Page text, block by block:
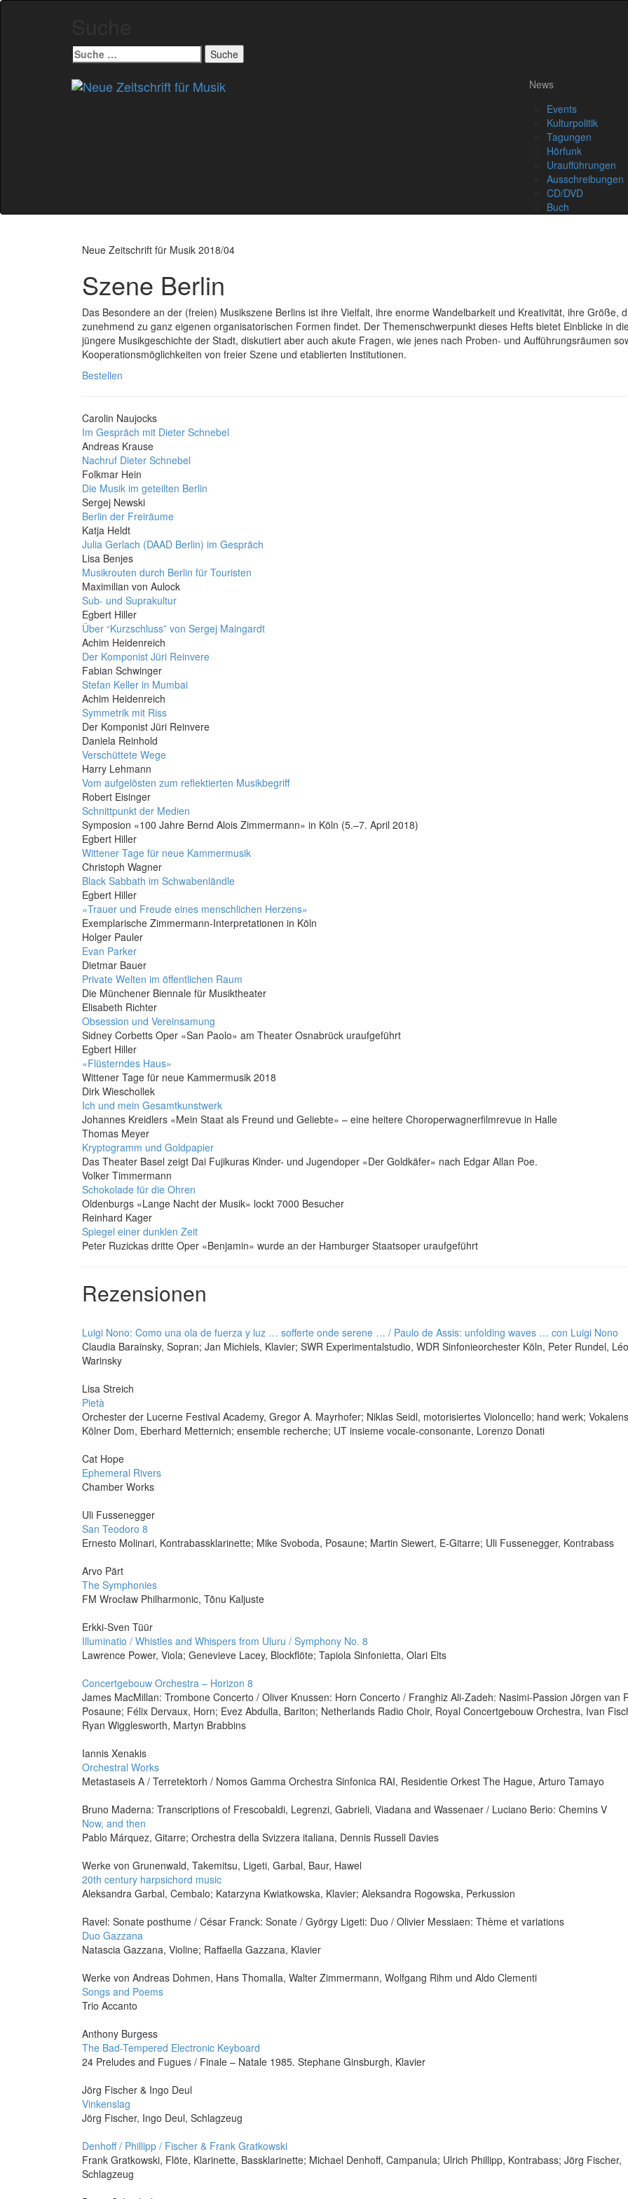
Suche
nach:
News
Events
Kulturpolitik
Tagungen
Hörfunk
Uraufführungen
Ausschreibungen
CD/DVD
Buch
Neue Zeitschrift für Musik 2018/04
Szene Berlin
Das Besondere an der (freien) Musikszene Berlins ist ihre Vielfalt, ihre enorme Wandelbarkeit und Kreativität, ihre Größe,
zunehmend zu ganz eigenen organisatorischen Formen findet. Der Themenschwerpunkt dieses Hefts bietet Einblicke in
jüngere Musikgeschichte der Stadt, diskutiert aber auch akute Fragen, wie jenes nach Proben- und Aufführungsräumen
Kooperationsmöglichkeiten von freier Szene und etablierten Institutionen.
Bestellen
Carolin Naujocks
Im Gespräch mit Dieter Schnebel
Andreas Krause
Nachruf Dieter Schnebel
Folkmar Hein
Die Musik im geteilten Berlin
Sergej Newski
Berlin der Freiräume
Katja Heldt
Julia Gerlach (DAAD Berlin) im Gespräch
Lisa Benjes
Musikrouten durch Berlin für Touristen
Maximilian von Aulock
Sub- und Suprakultur
Egbert Hiller
Über “Kurzschluss” von Sergej Maingardt
Achim Heidenreich
Der Komponist Jüri Reinvere
Fabian Schwinger
Stefan Keller in Mumbai
Achim Heidenreich
Symmetrik mit Riss
Der Komponist Jüri Reinvere
Daniela Reinhold
Verschüttete Wege
Harry Lehmann
Vom aufgelösten zum reflektierten Musikbegriff
Robert Eisinger
Schnittpunkt der Medien
Symposion «100 Jahre Bernd Alois Zimmermann» in Köln (5.–7. April 2018)
Egbert Hiller
Wittener Tage für neue Kammermusik
Christoph Wagner
Black Sabbath im Schwabenländle
Egbert Hiller
«Trauer und Freude eines menschlichen Herzens»
Exemplarische Zimmermann-Interpretationen in Köln
Holger Pauler
Evan Parker
Dietmar Bauer
Private Welten im öffentlichen Raum
Die Münchener Biennale für Musiktheater
Elisabeth Richter
Obsession und Vereinsamung
Sidney Corbetts Oper «San Paolo» am Theater Osnabrück uraufgeführt
Egbert Hiller
«Flüsterndes Haus»
Wittener Tage für neue Kammermusik 2018
Dirk Wieschollek
Ich und mein Gesamtkunstwerk
Johannes Kreidlers «Mein Staat als Freund und Geliebte» – eine heitere Choroperwagnerfilmrevue in Halle
Thomas Meyer
Kryptogramm und Goldpapier
Das Theater Basel zeigt Dai Fujikuras Kinder- und Jugendoper «Der Goldkäfer» nach Edgar Allan Poe.
Volker Timmermann
Schokolade für die Ohren
Oldenburgs «Lange Nacht der Musik» lockt 7000 Besucher
Reinhard Kager
Spiegel einer dunklen Zeit
Peter Ruzickas dritte Oper «Benjamin» wurde an der Hamburger Staatsoper uraufgeführt
Rezensionen
Luigi Nono: Como una ola de fuerza y luz … sofferte onde serene … / Paulo de Assis: unfolding waves … con Luigi Nono
Claudia Barainsky, Sopran; Jan Michiels, Klavier; SWR Experimentalstudio, WDR Sinfonieorchester Köln, Peter Rundel, Léo
Warinsky
Lisa Streich
Pietà
Orchester der Lucerne Festival Academy, Gregor A. Mayrhofer; Niklas Seidl, motorisiertes Violoncello; hand werk;
Kölner Dom, Eberhard Metternich; ensemble recherche; UT insieme vocale-consonante, Lorenzo Donati
Cat Hope
Ephemeral Rivers
Chamber Works
Uli Fussenegger
San Teodoro 8
Ernesto Molinari, Kontrabassklarinette; Mike Svoboda, Posaune; Martin Siewert, E-Gitarre; Uli Fussenegger, Kontrabass
Arvo Pärt
The Symphonies
FM Wrocław Philharmonic, Tõnu Kaljuste
Erkki-Sven Tüür
Illuminatio / Whistles and Whispers from Uluru / Symphony No. 8
Lawrence Power, Viola; Genevieve Lacey, Blockflöte; Tapiola Sinfonietta, Olari Elts
Concertgebouw Orchestra – Horizon 8
James MacMillan: Trombone Concerto / Oliver Knussen: Horn Concerto / Franghiz Ali-Zadeh: Nasimi-Passion Jörgen van
Posaune; Félix Dervaux, Horn; Evez Abdulla, Bariton; Netherlands Radio Choir, Royal Concertgebouw Orchestra, Ivan
Ryan Wigglesworth, Martyn Brabbins
Iannis Xenakis
Orchestral Works
Metastaseis A / Terretektorh / Nomos Gamma Orchestra Sinfonica RAI, Residentie Orkest The Hague, Arturo Tamayo
Bruno Maderna: Transcriptions of Frescobaldi, Legrenzi, Gabrieli, Viadana and Wassenaer / Luciano Berio: Chemins V
Now, and then
Pablo Márquez, Gitarre; Orchestra della Svizzera italiana, Dennis Russell Davies
Werke von Grunenwald, Takemitsu, Ligeti, Garbal, Baur, Hawel
20th century harpsichord music
Aleksandra Garbal, Cembalo; Katarzyna Kwiatkowska, Klavier; Aleksandra Rogowska, Perkussion
Ravel: Sonate posthume / César Franck: Sonate / György Ligeti: Duo / Olivier Messiaen: Thème et variations
Duo Gazzana
Natascia Gazzana, Violine; Raffaella Gazzana, Klavier
Werke von Andreas Dohmen, Hans Thomalla, Walter Zimmermann, Wolfgang Rihm und Aldo Clementi
Songs and Poems
Trio Accanto
Anthony Burgess
The Bad-Tempered Electronic Keyboard
24 Preludes and Fugues / Finale – Natale 1985. Stephane Ginsburgh, Klavier
Jörg Fischer & Ingo Deul
Vinkenslag
Jörg Fischer, Ingo Deul, Schlagzeug
Denhoff / Phillipp / Fischer & Frank Gratkowski
Frank Gratkowski, Flöte, Klarinette, Bassklarinette; Michael Denhoff, Campanula; Ulrich Phillipp, Kontrabass; Jörg Fischer,
Schlagzeug